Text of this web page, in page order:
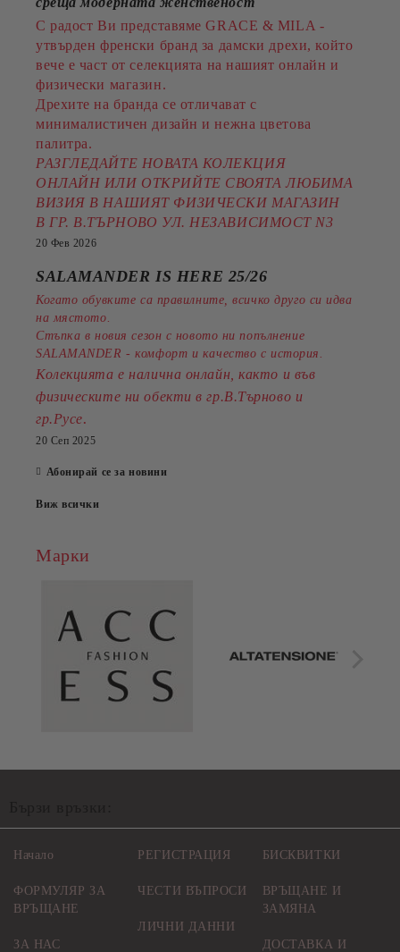
С радост Ви представяме GRACE & MILA -
утвърден френски бранд за дамски дрехи, който
вече е част от селекцията на нашият онлайн и
физически магазин.
Дрехите на бранда се отличават с
минималистичен дизайн и нежна цветова
палитра.
РАЗГЛЕДАЙТЕ НОВАТА КОЛЕКЦИЯ
ОНЛАЙН ИЛИ ОТКРИЙТЕ СВОЯТА ЛЮБИМА
ВИЗИЯ В НАШИЯТ ФИЗИЧЕСКИ МАГАЗИН
В ГР. В.ТЪРНОВО УЛ. НЕЗАВИСИМОСТ N3
20 Фев 2026
SALAMANDER IS HERE 25/26
Когато обувките са правилните, всичко друго си идва
на мястото.
Стъпка в новия сезон с новото ни попълнение
SALAMANDER - комфорт и качество с история.
Колекцията е налична онлайн, както и във
физическите ни обекти в гр.В.Търново и
гр.Русе.
20 Сеп 2025
Абонирай се за новини
Виж всички
Марки
Начало
ФОРМУЛЯР ЗА
ВРЪЩАНЕ
ЗА НАС
РЕГИСТРАЦИЯ
ЧЕСТИ ВЪПРОСИ
ЛИЧНИ ДАННИ
БИСКВИТКИ
ВРЪЩАНЕ И
ЗАМЯНА
ДОСТАВКА И